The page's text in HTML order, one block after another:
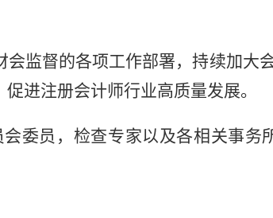
监督的各项工作部署，持续加大
进注册会计师行业高质量发展。
委员，检查专家以及各相关事务